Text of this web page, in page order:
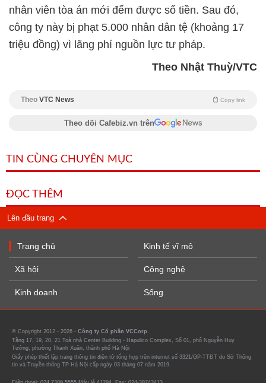
nhân viên tòa án mới đếm được số tiền. Sau đó,
công ty này bị phạt 5.000 nhân dân tệ (khoảng 17
triệu đồng) vì lãng phí nguồn lực tư pháp.
Theo Nhật Thuỳ/VTC
Theo VTC News Copy link
Theo dõi Cafebiz.vn trên
TIN CÙNG CHUYÊN MỤC
ĐỌC THÊM
Lên đầu trang
Trang chủ
Xã hội
Kinh doanh
Kinh tế vĩ mô
Công nghệ
Sống
© Copyright 2012 - 2026 - Công ty Cổ phần VCCorp.
Tầng 17, 19, 20, 21 Toà nhà Center Building - Hapulico Complex, Số 01, phố Nguyễn Huy
Tưởng, phường Thanh Xuân, thành phố Hà Nội
Giấy phép thiết lập trang thông tin điện tử tổng hợp trên internet số 3321/GP-TTĐT do Sở Thông
tin và Truyền thông TP Hà Nội cấp ngày 03 tháng 07 năm 2019.